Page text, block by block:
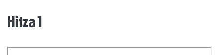
Hitza 1